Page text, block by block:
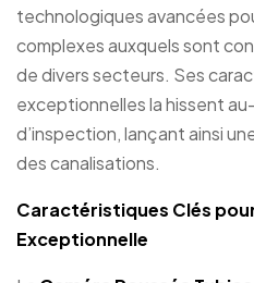
technologiques avancées
complexes auxquels sont
de divers secteurs. Ses
exceptionnelles la hissent
d’inspection, lançant ainsi
des canalisations.
Caractéristiques Clés
Exceptionnelle